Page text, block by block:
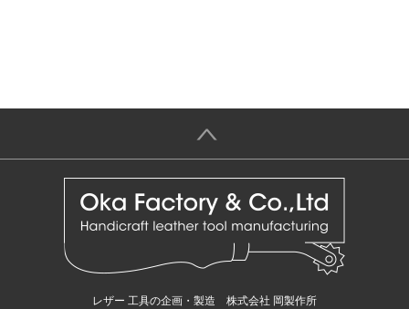
＞
レザー 工具の企画・製造 株式会社 岡製作所